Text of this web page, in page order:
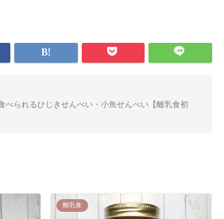
べられるひじきせんべい・小魚せんべい【離乳食初
離乳食